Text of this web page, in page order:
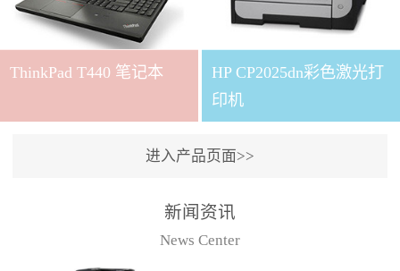
ThinkPad T440 笔记本
HP CP2025dn彩色激光打
印机
进入产品页面>>
新闻资讯
News Center